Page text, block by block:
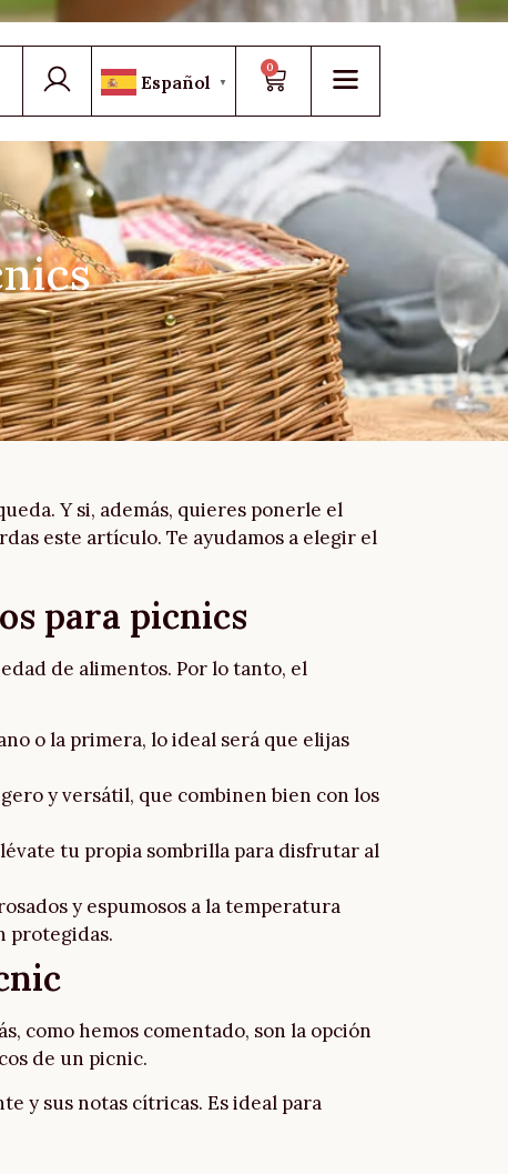
Español ▼
0
Y si, además, quieres ponerle el
este artículo. Te ayudamos a elegir el
para picnics
de alimentos. Por lo tanto, el
o la primera, lo ideal será que elijas
y versátil, que combinen bien con los
tu propia sombrilla para disfrutar al
y espumosos a la temperatura
protegidas.
como hemos comentado, son la opción
de un picnic.
y sus notas cítricas. Es ideal para